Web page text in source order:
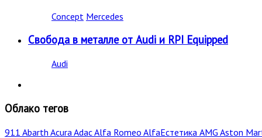
Concept Mercedes
Свобода в металле от Audi и RPI Equipped
Audi
Облако тегов
911 Abarth Acura AdacAlfa Romeo AlfaЕстетика AMG Aston